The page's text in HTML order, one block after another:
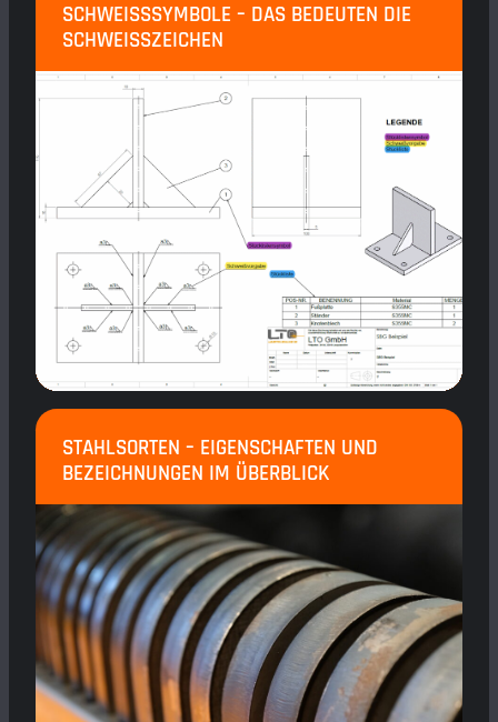
SCHWEISSSYMBOLE – DAS BEDEUTEN DIE S
CHWEISSZEICHEN
STAHLSORTEN – EIGENSCHAFTEN UND
BEZEICHNUNGEN IM ÜBERBLICK